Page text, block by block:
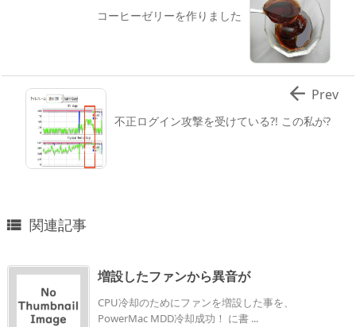
コーヒーゼリーを作りました
不正ログイン攻撃を受けている?! この私が?
 Prev
 関連記事
増設したファンから異音が
CPU冷却のためにファンを増設した事を、
PowerMac MDD冷却成功！ に書 ...